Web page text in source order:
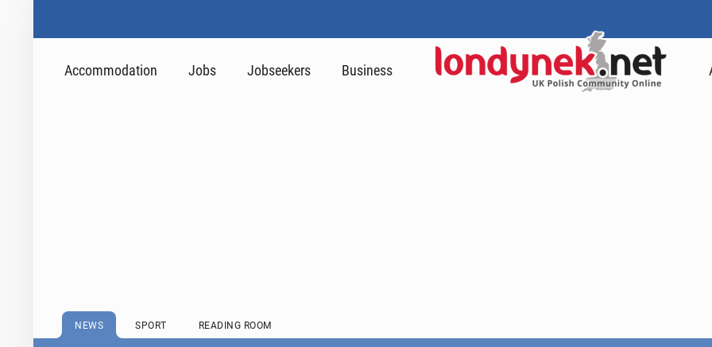
Accommodation Jobs Jobseekers Business
NEWS SPORT READING ROOM